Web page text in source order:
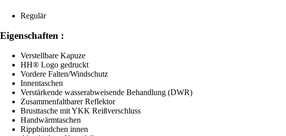
Regulär
Eigenschaften :
Verstellbare Kapuze
HH® Logo gedruckt
Vordere Falten/Windschutz
Innentaschen
Verstärkende wasserabweisende Behandlung (DWR)
Zusammenfaltbarer Reflektor
Brusttasche mit YKK Reißverschluss
Handwärmtaschen
Rippbündchen innen